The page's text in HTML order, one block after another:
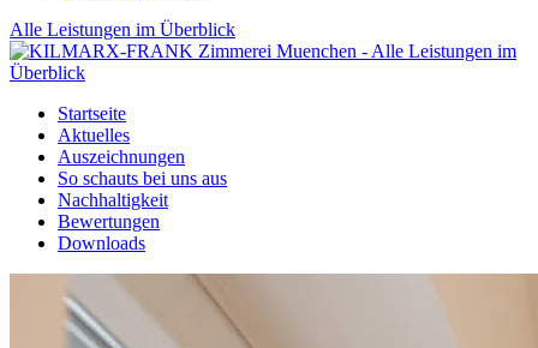
Alle Leistungen im Überblick
Startseite
Aktuelles
Auszeichnungen
So schauts bei uns aus
Nachhaltigkeit
Bewertungen
Downloads